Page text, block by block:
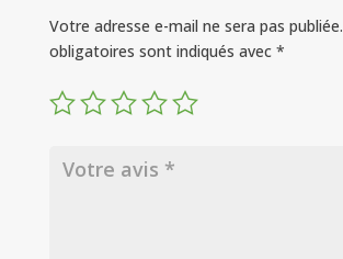
Votre adresse e-mail ne sera pas publiée.
obligatoires sont indiqués avec *